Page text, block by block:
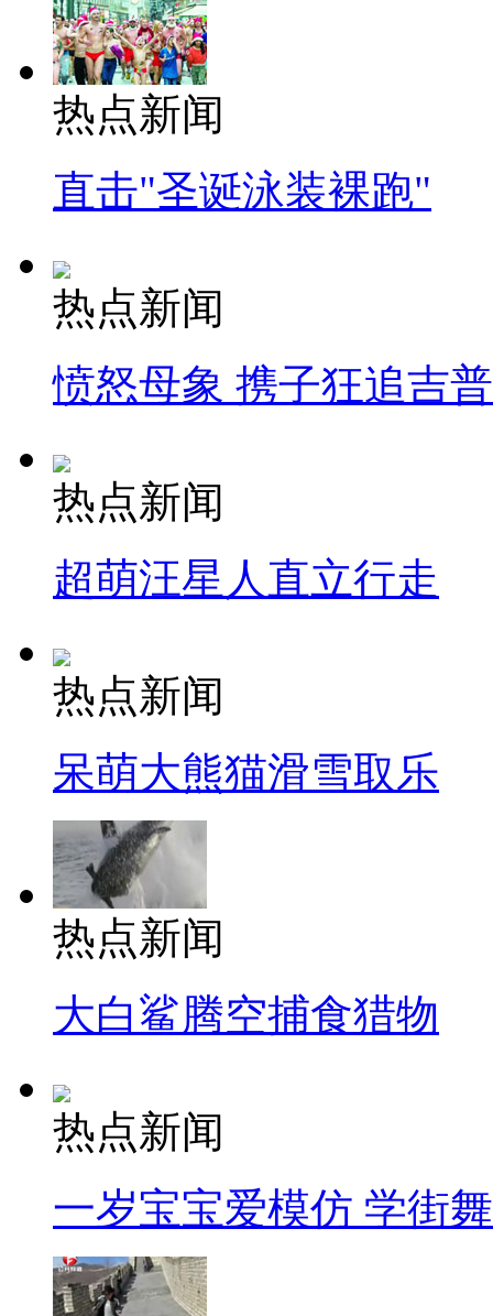
热点新闻
直击"圣诞泳装裸跑"
热点新闻
愤怒母象 携子狂追吉
热点新闻
超萌汪星人直立行走
热点新闻
呆萌大熊猫滑雪取乐
热点新闻
大白鲨腾空捕食猎物
热点新闻
一岁宝宝爱模仿 学街